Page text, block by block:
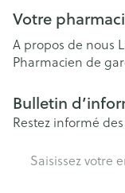
Votre
A propos de nous
Pharmacien de
Bulletin
Restez informé